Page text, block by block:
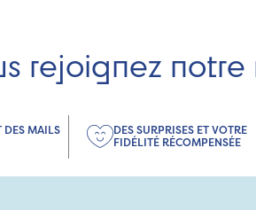
rejoignez
DES MAILS
DES SURPRISES ET VOTRE
FIDÉLITÉ RÉCOMPENSÉE